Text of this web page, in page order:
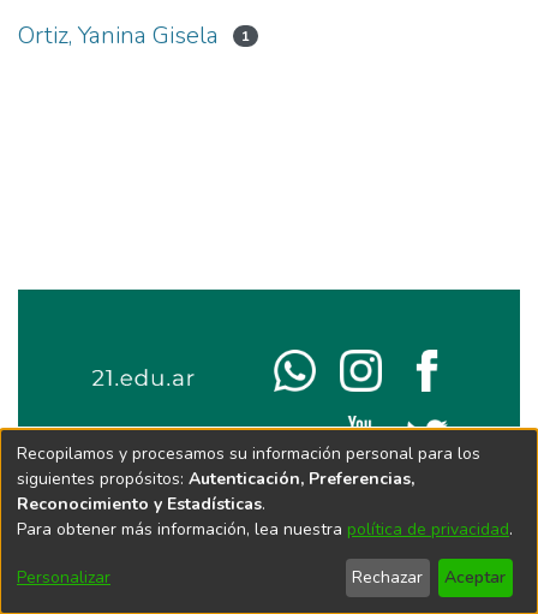
Ortiz, Yanina Gisela 1
Recopilamos y procesamos su información personal para los
siguientes propósitos: Autenticación, Preferencias,
Reconocimiento y Estadísticas.
Para obtener más información, lea nuestra política de privacidad.
Personalizar Rechazar Aceptar